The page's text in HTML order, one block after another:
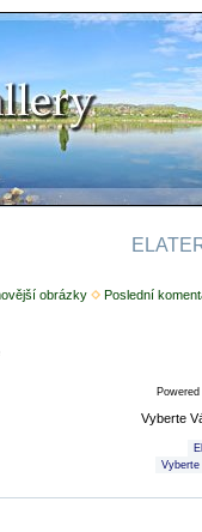
obrázky Poslední
Vyberte